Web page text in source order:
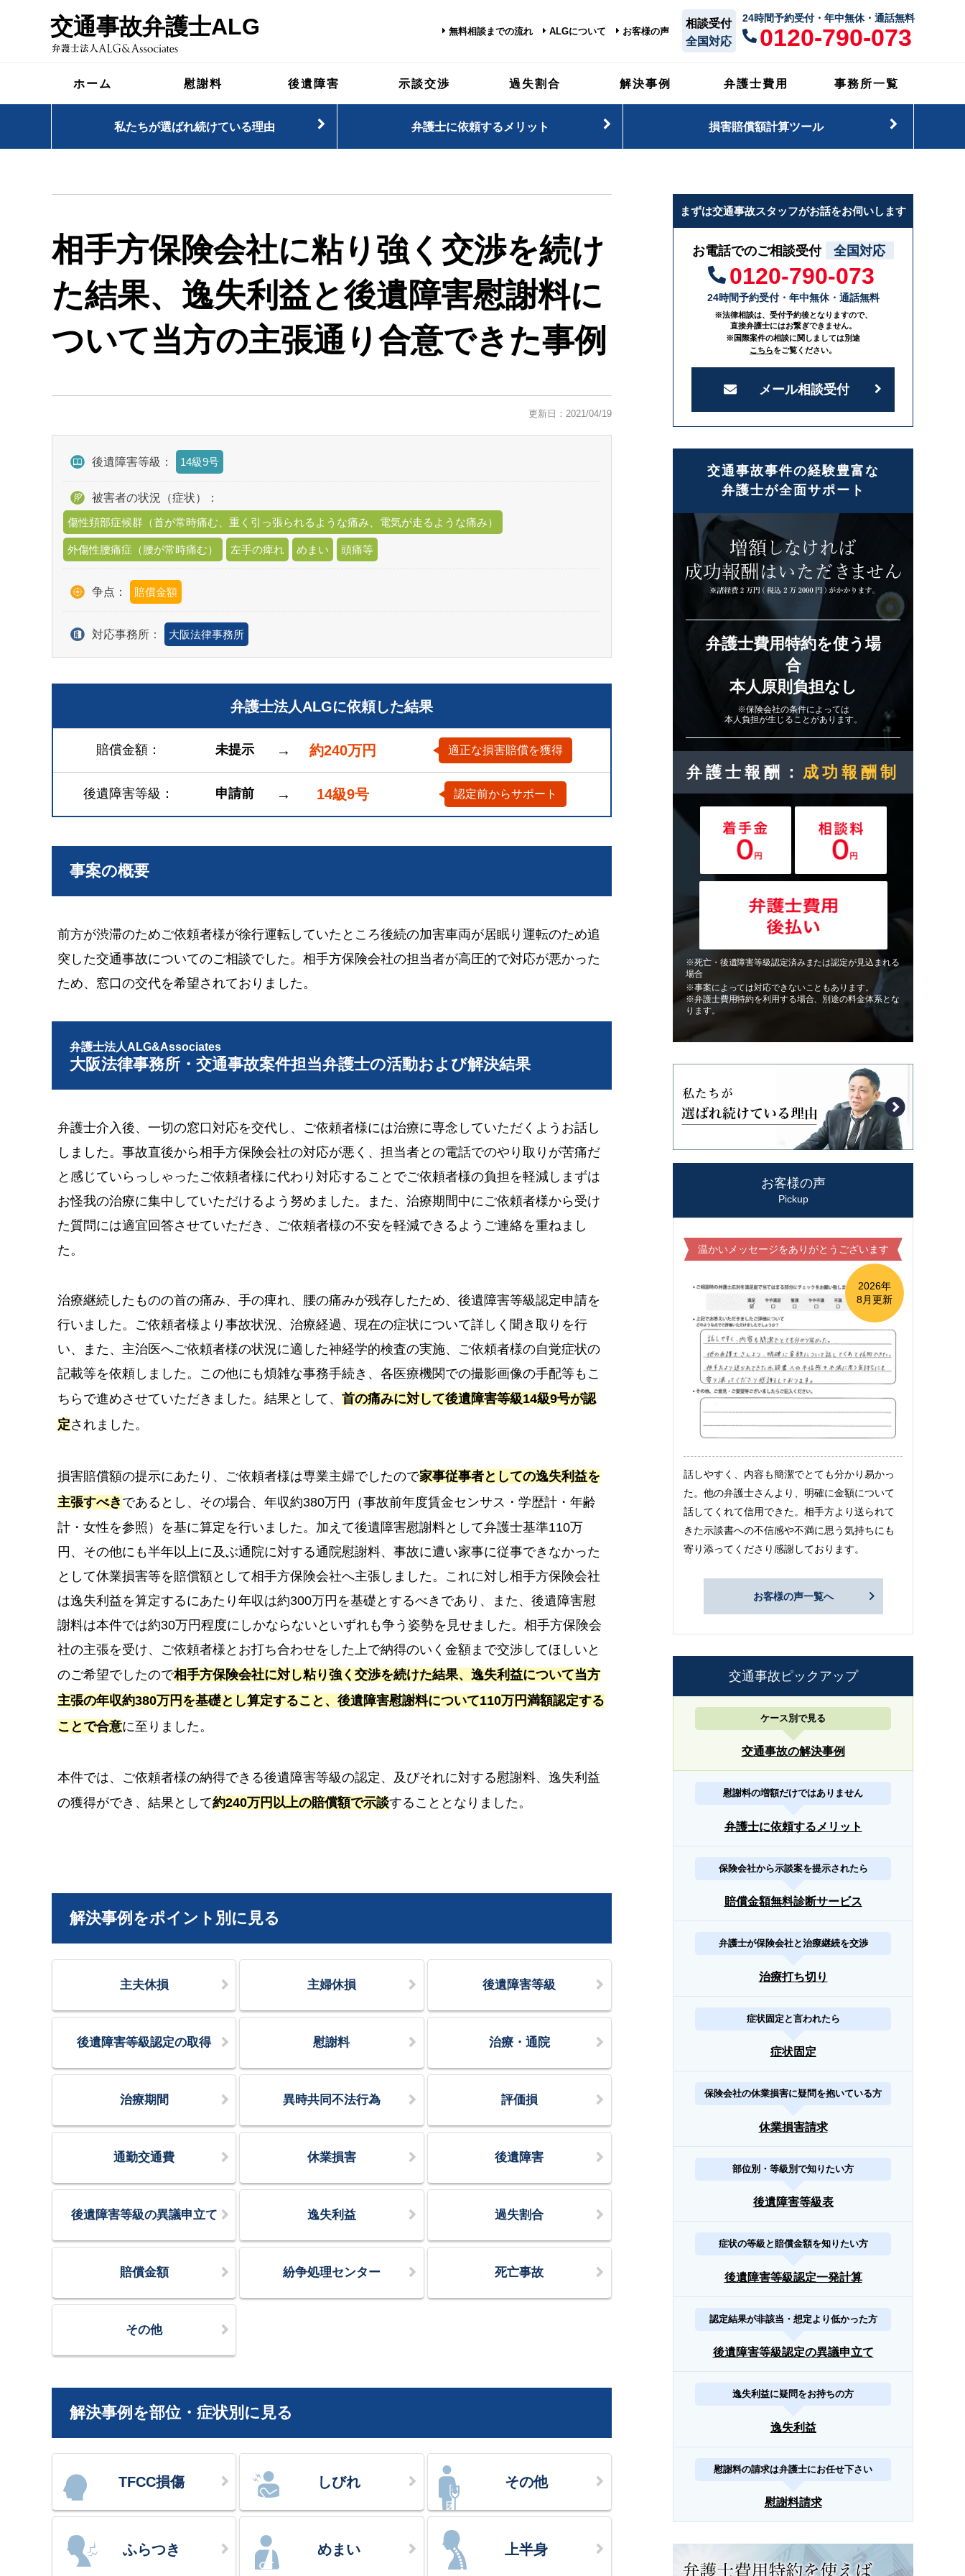
交通事故弁護士ALG 無料相談までの流れ ALGについて お客様の声
相談受付
全国対応
24時間予約受付・年中無休・通話無料
0120-790-073
ホーム 慰謝料 後遺障害 示談交渉 過失割合 解決事例 弁護士費用 事務所一覧
私たちが選ばれ続けている理由 弁護士に依頼するメリット 損害賠償額計算ツール
相手方保険会社に粘り強く交渉を続け
た結果、逸失利益と後遺障害慰謝料に
ついて当方の主張通り合意できた事例
更新日：2021/04/19
後遺障害等級： 14級9号
被害者の状況（症状）：
傷性頚部症候群（首が常時痛む、重く引っ張られるような痛み、電気が走るような痛み）
外傷性腰痛症（腰が常時痛む） 左手の痺れ めまい 頭痛等
争点： 賠償金額
対応事務所： 大阪法律事務所
弁護士法人ALGに依頼した結果
賠償金額 未提示 → 約240万円 適正な損害賠償を獲得
後遺障害等級 申請前 → 14級9号 認定前からサポート
事案の概要
前方が渋滞のためご依頼者様が徐行運転していたところ後続の加害車両が居眠り運転のため追
突した交通事故についてのご相談でした。相手方保険会社の担当者が高圧的で対応が悪かった
ため、窓口の交代を希望されておりました。
弁護士法人ALG&Associates
大阪法律事務所・交通事故案件担当弁護士の活動および解決結果
弁護士介入後、一切の窓口対応を交代し、ご依頼者様には治療に専念していただくようお話し
しました。事故直後から相手方保険会社の対応が悪く、担当者との電話でのやり取りが苦痛だ
と感じていらっしゃったご依頼者様に代わり対応することでご依頼者様の負担を軽減しまずは
お怪我の治療に集中していただけるよう努めました。また、治療期間中にご依頼者様から受け
た質問には適宜回答させていただき、ご依頼者様の不安を軽減できるようご連絡を重ねまし
た。
治療継続したものの首の痛み、手の痺れ、腰の痛みが残存したため、後遺障害等級認定申請を
行いました。ご依頼者様より事故状況、治療経過、現在の症状について詳しく聞き取りを行
い、また、主治医へご依頼者様の状況に適した神経学的検査の実施、ご依頼者様の自覚症状の
記載等を依頼しました。この他にも煩雑な事務手続き、各医療機関での撮影画像の手配等もこ
ちらで進めさせていただきました。結果として、 首の痛みに対して後遺障害等級14級9号が認
定されました。
損害賠償額の提示にあたり、ご依頼者様は専業主婦でしたので家事従事者としての逸失利益を
主張すべき であるとし、その場合、年収約380万円（事故前年度賃金センサス・学歴計・年齢
計・女性を参照）を基に算定を行いました。加えて後遺障害慰謝料として弁護士基準110万
円、その他にも半年以上に及ぶ通院に対する通院慰謝料、事故に遭い家事に従事できなかった
として休業損害等を賠償額として相手方保険会社へ主張しました。これに対し相手方保険会社
は逸失利益を算定するにあたり年収は約300万円を基礎とするべきであり、また、後遺障害慰
謝料は本件では約30万円程度にしかならないといずれも争う姿勢を見せました。相手方保険会
社の主張を受け、ご依頼者様とお打ち合わせをした上で納得のいく金額まで交渉してほしいと
のご希望でしたので相手方保険会社に対し粘り強く交渉を続けた結果、逸失利益について当方
主張の年収約380万円を基礎とし算定すること、後遺障害慰謝料について110万円満額認定する
ことで合意に至りました。
本件では、ご依頼者様の納得できる後遺障害等級の認定、及びそれに対する慰謝料、逸失利益
の獲得ができ、結果として約240万円以上の賠償額で示談することとなりました。
解決事例をポイント別に見る
主夫休損 主婦休損 後遺障害等級
後遺障害等級認定の取得 慰謝料 治療・通院
治療期間 異時共同不法行為 評価損
通勤交通費 休業損害 後遺障害
後遺障害等級の異議申立て 逸失利益 過失割合
賠償金額 紛争処理センター 死亡事故
その他
解決事例を部位・症状別に見る
TFCC損傷 しびれ その他
ふらつき めまい 上半身
まずは交通事故スタッフがお話をお伺いします
お電話でのご相談受付 全国対応
0120-790-073
24時間予約受付・年中無休・通話無料
※法律相談は、受付予約後となりますので、
直接弁護士にはお繋ぎできません。
※国際案件の相談に関しましては別途
こちらをご覧ください。
メール相談受付
交通事故事件の経験豊富な
弁護士が全面サポート
弁護士費用特約を使う場
合
本人原則負担なし
※保険会社の条件によっては
本人負担が生じることがあります。
弁護士報酬： 成功報酬制
※死亡・後遺障害等級認定済みまたは認定が見込まれる
場合
※事案によっては対応できないこともあります。
※弁護士費用特約を利用する場合、別途の料金体系とな
ります。
お客様の声
Pickup
温かいメッセージをありがとうございます
2026年
8月更新
話しやすく、内容も簡潔でとても分かり易かっ
た。他の弁護士さんより、明確に金額について
話してくれて信用できた。相手方より送られて
きた示談書への不信感や不満に思う気持ちにも
寄り添ってくださり感謝しております。
お客様の声一覧へ
交通事故ピックアップ
ケース別で見る
交通事故の解決事例
慰謝料の増額だけではありません
弁護士に依頼するメリット
保険会社から示談案を提示されたら
賠償金額無料診断サービス
弁護士が保険会社と治療継続を交渉
治療打ち切り
症状固定と言われたら
症状固定
保険会社の休業損害に疑問を抱いている方
休業損害請求
部位別・等級別で知りたい方
後遺障害等級表
症状の等級と賠償金額を知りたい方
後遺障害等級認定一発計算
認定結果が非該当・想定より低かった方
後遺障害等級認定の異議申立て
逸失利益に疑問をお持ちの方
逸失利益
慰謝料の請求は弁護士にお任せ下さい
慰謝料請求